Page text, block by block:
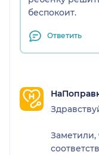
беспокоит.
Ответить
Заметили,